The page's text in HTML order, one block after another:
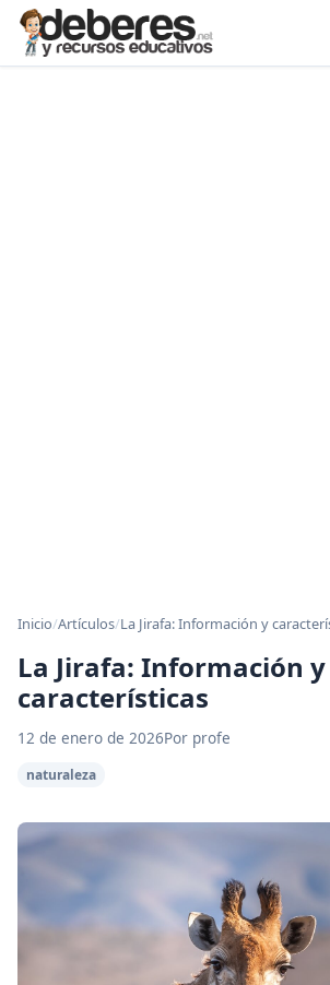
Inicio/Artículos/La Jirafa: Información y
La Jirafa: Información y
características
12 de enero de 2026Por profe
naturaleza